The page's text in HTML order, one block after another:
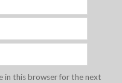
in this browser for the next